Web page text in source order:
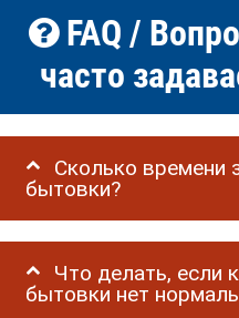
FAQ /
часто
Сколько времени
бытовки?
Что делать, если
бытовки нет